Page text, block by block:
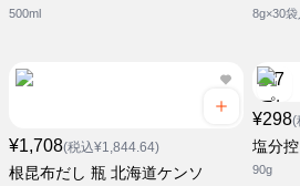
500ml 8g×30袋
¥1,708(税込¥1,844.64)
根昆布だし 瓶 北海道ケンソ
¥298(
塩分
90g